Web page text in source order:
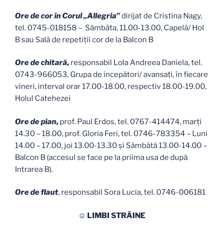
Ore de cor în Corul „Allegria”dirijat de Cristina Nagy,
tel. 0745-018158 – Sâmbăta, 11.00-13.00, Capelă/ Hol
B sau Sală de repetiții cor de la Balcon B
Ore de chitară, responsabil Lola Andreea Daniela, tel.
0743-966053, Grupa de începători/ avansați, în fiecare
vineri, interval orar 17.00-18.00, respectiv 18.00-19.00,
Holul Catehezei
Ore de pian, prof. Paul Erdos, tel. 0767-414474, marți
14.30 – 18.00, prof. Gloria Feri, tel. 0746-783354 – Luni
14.00 – 17.00, joi 13.00-13.30 și Sâmbătă 13.00-14.00 –
Balcon B (accesul se face pe la priima usa de după
Intrarea B).
Ore de flaut, responsabil Sora Lucia, tel. 0746-006181
☺ LIMBI STRĂINE